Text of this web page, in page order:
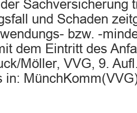
Sachversicherung
und Schaden
bzw. -
dem Eintritt des
Möller, VVG, 9.
in: